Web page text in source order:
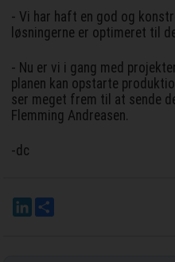
- Vi har haft en god og
løsningerne er optimeret til
- Nu er vi i gang med
planen kan opstarte
ser meget frem til at sende
Flemming Andreasen.
-dc
LinkedIn